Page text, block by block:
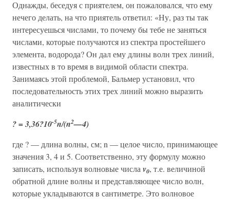
Однажды, беседуя с приятелем, он пожаловался, что ему
нечего делать, на что приятель ответил: «Ну, раз ты так
интересуешься числами, то почему бы тебе не заняться
числами, которые получаются из спектра простейшего
элемента, водорода? Он дал ему длины волн трех линий,
известных в то время в видимой области спектра.
Занимаясь этой проблемой, Бальмер установил, что
последовательность этих трех линий можно выразить
аналитически
? = 3,36?10-5n/(n2—4)
где ? — длина волны, см; n — целое число, принимающее
значения 3, 4 и 5. Соответственно, эту формулу можно
записать, используя волновые числа v0, т.е. величиной
обратной длине волны и представляющее число волн,
которые укладываются в сантиметре. Это волновое